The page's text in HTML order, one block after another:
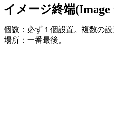
イメージ終端
個数：必ず１個設置。複数の設
場所：一番最後。